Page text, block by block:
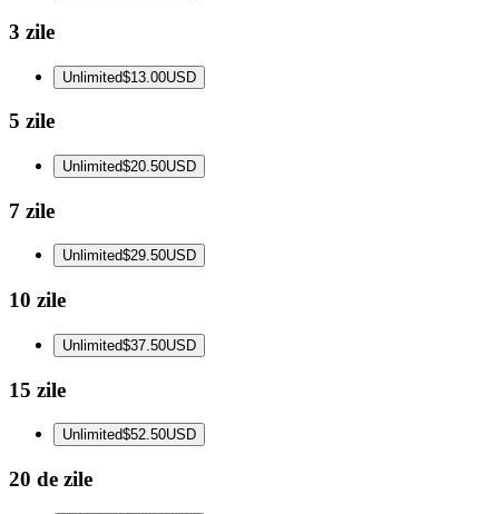
3 zile
Unlimited$13.00USD
5 zile
Unlimited$20.50USD
7 zile
Unlimited$29.50USD
10 zile
Unlimited$37.50USD
15 zile
Unlimited$52.50USD
20 de zile